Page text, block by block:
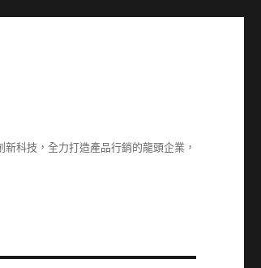
科技，全力打造產品行銷的龍頭企業，